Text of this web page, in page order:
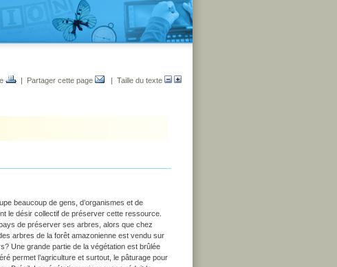
| Partager cette page | Taille du texte
beaucoup de gens, d’organismes et de
le désir collectif de préserver cette ressource.
de préserver ses arbres, alors que chez
arbres de la forêt amazonienne est vendu sur
Une grande partie de la végétation est brûlée
permet l’agriculture et surtout, le pâturage pour